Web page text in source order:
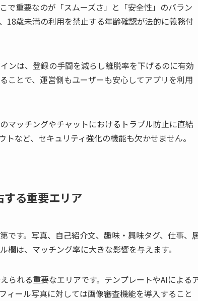
で重要なのが「スムーズさ」と「安全性」のバラン
18歳未満の利用を禁止する年齢確認が法的に義務付
ンは、登録の手間を減らし離脱率を下げるのに有効
ことで、運営側もユーザーも安心してアプリを利用
マッチングやチャットにおけるトラブル防止に直結
など、セキュリティ強化の機能も欠かせません。
る重要エリア
です。写真、自己紹介文、趣味・興味タグ、仕事、
は、マッチング率に大きな影響を与えます。
られる重要なエリアです。テンプレートやAIによる
ィール写真に対しては画像審査機能を導入すること